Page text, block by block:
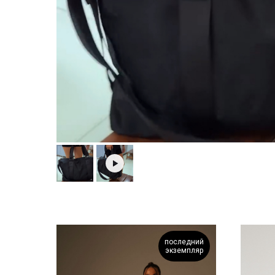
последний
экземпляр